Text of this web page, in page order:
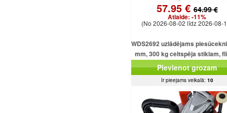
57.95 €64.99 €
Atlaide: -11%
(No 2026-08-02 līdz 2026-08-
WDS2692 uzlādējams
mm, 300 kg celtspēja stiklam,
un loksnēm
Pievienot grozam
Ir pieejams veikalā: 10